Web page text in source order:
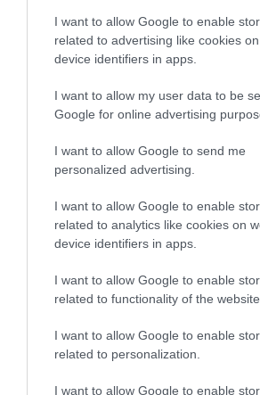
I want to allow Google to enable
related to advertising like cookies
device identifiers in apps.
I want to allow my user data to be
Google for online advertising
I want to allow Google to send me
personalized advertising.
I want to allow Google to enable
related to analytics like cookies on
device identifiers in apps.
I want to allow Google to enable
related to functionality of the
I want to allow Google to enable
related to personalization.
I want to allow Google to enable
A post shared by Dürer Kert
A Kopaszi-gát környékére
igazi belvárosi paradicsom: a
napközben piknikezhetünk és
előadástól, DJ-szettektől
koncerttermek. A
rendszeresen szoktak vásárokat,
eseményeket szervezni, így
figyelni. A vendégek éhségét
Cím: 1117, Budapest, Öböl utca